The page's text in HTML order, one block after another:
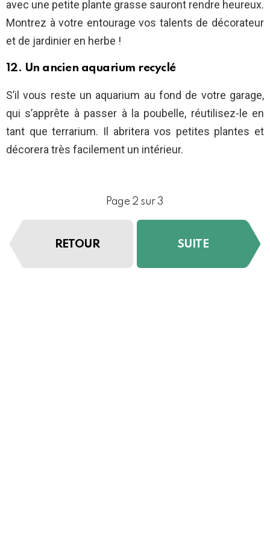
avec une petite plante grasse sauront rendre heureux.
Montrez à votre entourage vos talents de décorateur
et de jardinier en herbe !
12. Un ancien aquarium recyclé
S’il vous reste un aquarium au fond de votre garage,
qui s’apprête à passer à la poubelle, réutilisez-le en
tant que terrarium. Il abritera vos petites plantes et
décorera très facilement un intérieur.
Page 2 sur 3
RETOUR SUITE